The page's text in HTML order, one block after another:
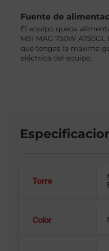
Fuente de
El equipo queda
MSI MAG 750W
que tengas la máxima
eléctrica del equipo.
Torre
Color